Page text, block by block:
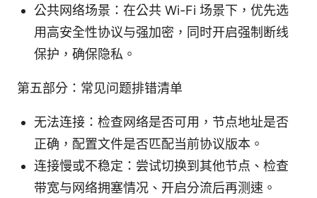
公共网络场景：在公共 Wi-Fi 场景下，优先选
用高安全性协议与强加密，同时开启强制断线
保护，确保隐私。
第五部分：常见问题排错清单
无法连接：检查网络是否可用，节点地址是否
正确，配置文件是否匹配当前协议版本。
连接慢或不稳定：尝试切换到其他节点、检查
带宽与网络拥塞情况、开启分流后再测速。